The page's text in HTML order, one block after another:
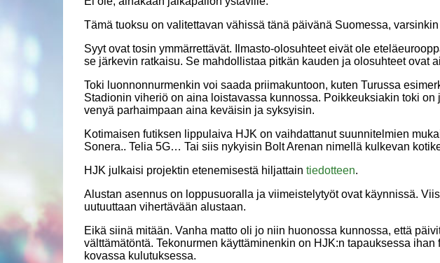
Tämä tuoksu on valitettavan vähissä tänä päivänä Suomessa,
Syyt ovat tosin ymmärrettävät. Ilmasto-olosuhteet eivät ole
se järkevin ratkaisu. Se mahdollistaa pitkän kauden ja olosuhteet ovat
Toki luonnonnurmenkin voi saada priimakuntoon, kuten Turussa
Stadionin viheriö on aina loistavassa kunnossa. Poikkeuksiakin toki on
venyä parhaimpaan aina keväisin ja syksyisin.
Kotimaisen futiksen lippulaiva HJK on vaihdattanut suunnitelmien
Sonera.. Telia 5G… Tai siis nykyisin Bolt Arenan nimellä kulkevan
HJK julkaisi projektin etenemisestä hiljattain tiedotteen.
Alustan asennus on loppusuoralla ja viimeistelytyöt ovat käynnissä.
uutuuttaan vihertävään alustaan.
Eikä siinä mitään. Vanha matto oli jo niin huonossa kunnossa, että
välttämätöntä. Tekonurmen käyttäminenkin on HJK:n tapauksessa
kovassa kulutuksessa.